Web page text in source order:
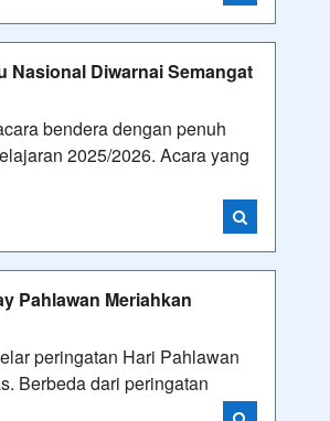
Nasional Diwarnai Semangat
bendera dengan penuh
2025/2026. Acara yang
Pahlawan Meriahkan
peringatan Hari Pahlawan
Berbeda dari peringatan